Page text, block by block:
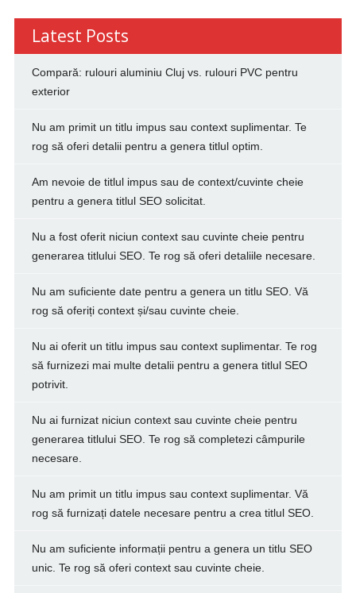
Latest Posts
Compară: rulouri aluminiu Cluj vs. rulouri PVC pentru
exterior
Nu am primit un titlu impus sau context suplimentar. Te
rog să oferi detalii pentru a genera titlul optim.
Am nevoie de titlul impus sau de context/cuvinte cheie
pentru a genera titlul SEO solicitat.
Nu a fost oferit niciun context sau cuvinte cheie pentru
generarea titlului SEO. Te rog să oferi detaliile necesare.
Nu am suficiente date pentru a genera un titlu SEO. Vă
rog să oferiți context și/sau cuvinte cheie.
Nu ai oferit un titlu impus sau context suplimentar. Te rog
să furnizezi mai multe detalii pentru a genera titlul SEO
potrivit.
Nu ai furnizat niciun context sau cuvinte cheie pentru
generarea titlului SEO. Te rog să completezi câmpurile
necesare.
Nu am primit un titlu impus sau context suplimentar. Vă
rog să furnizați datele necesare pentru a crea titlul SEO.
Nu am suficiente informații pentru a genera un titlu SEO
unic. Te rog să oferi context sau cuvinte cheie.